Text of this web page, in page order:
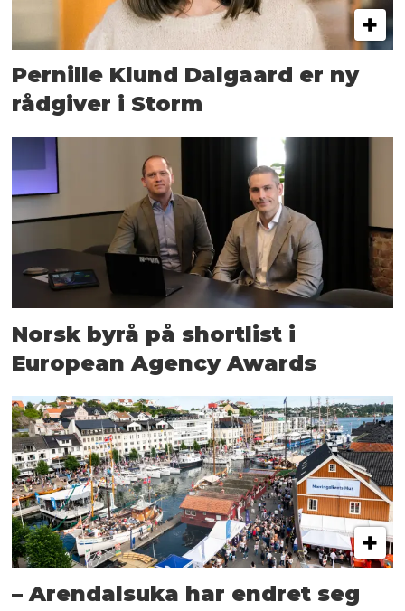
Pernille Klund Dalgaard er ny
rådgiver i Storm
Norsk byrå på shortlist i
European Agency Awards
– Arendalsuka har endret seg